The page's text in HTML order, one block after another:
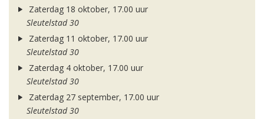
Zaterdag 18 oktober, 17.00 uur
Sleutelstad 30
Zaterdag 11 oktober, 17.00 uur
Sleutelstad 30
Zaterdag 4 oktober, 17.00 uur
Sleutelstad 30
Zaterdag 27 september, 17.00 uur
Sleutelstad 30